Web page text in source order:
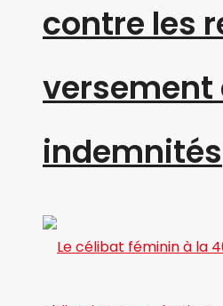
contre les
versement
indemnités